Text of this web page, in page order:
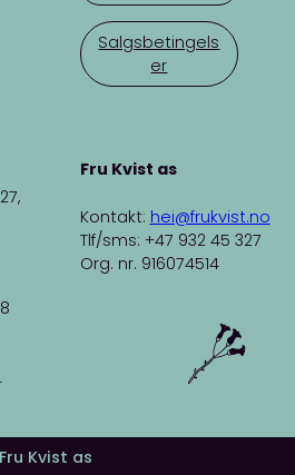
Salgsbetingels
er
Fru Kvist as
Kontakt: hei@frukvist.no
Tlf/sms: +47 932 45 327
Org. nr. 916074514
Fru Kvist as